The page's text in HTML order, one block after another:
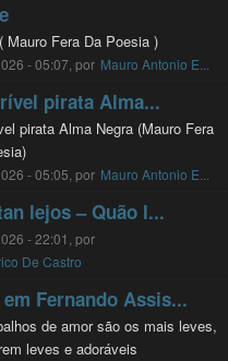
Mauro Fera Da Poesia )
- 05:07, por Mauro Antonio E...
pirata Alma...
pirata Alma Negra (Mauro Fera
- 05:05, por Mauro Antonio E...
lejos – Quão l...
- 22:01, por
De Castro
em Fernando Assis...
de amor são os mais leves,
leves e adoráveis